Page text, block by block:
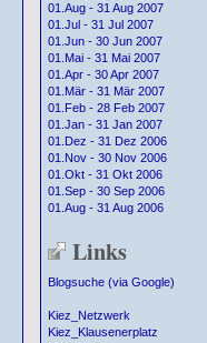
01.Aug - 31 Aug 2007
01.Jul - 31 Jul 2007
01.Jun - 30 Jun 2007
01.Mai - 31 Mai 2007
01.Apr - 30 Apr 2007
01.Mär - 31 Mär 2007
01.Feb - 28 Feb 2007
01.Jan - 31 Jan 2007
01.Dez - 31 Dez 2006
01.Nov - 30 Nov 2006
01.Okt - 31 Okt 2006
01.Sep - 30 Sep 2006
01.Aug - 31 Aug 2006
Links
Blogsuche (via Google)
Kiez_Netzwerk
Kiez_Klausenerplatz